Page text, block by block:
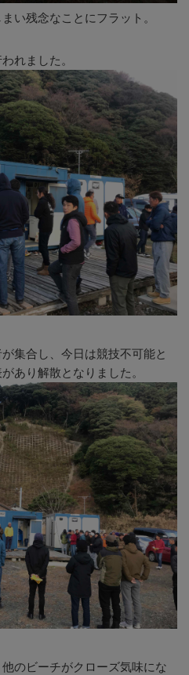
い残念なことにフラット。
れました。
集合し、今日は競技不可能と
あり解散となりました。
のビーチがクローズ気味にな